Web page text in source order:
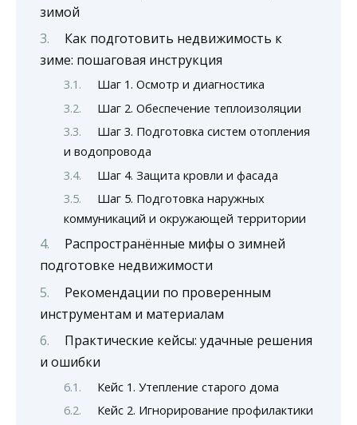
зимой
Как подготовить недвижимость к
зиме: пошаговая инструкция
Шаг 1. Осмотр и диагностика
Шаг 2. Обеспечение теплоизоляции
Шаг 3. Подготовка систем отопления
и водопровода
Шаг 4. Защита кровли и фасада
Шаг 5. Подготовка наружных
коммуникаций и окружающей территории
Распространённые мифы о зимней
подготовке недвижимости
Рекомендации по проверенным
инструментам и материалам
Практические кейсы: удачные решения
и ошибки
Кейс 1. Утепление старого дома
Кейс 2. Игнорирование профилактики